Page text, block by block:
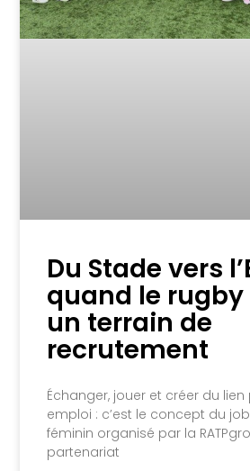
Du Stade vers
quand le
un terrain de
recrutement
Échanger, jouer et créer du
emploi : c’est le concept du
féminin organisé par la
partenariat